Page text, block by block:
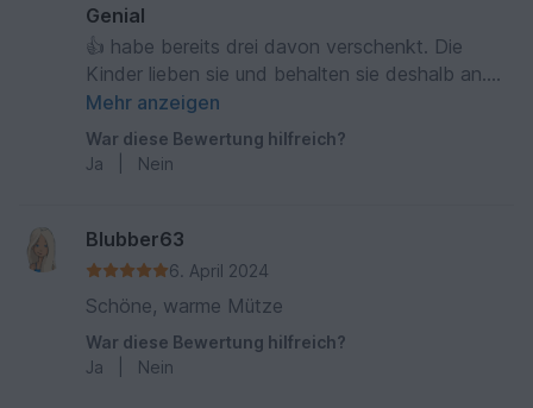
Genial
👍 habe bereits drei davon verschenkt. Die
Kinder lieben sie und behalten sie deshalb an.
Farbwahl ist Geschmackssache.
Mehr anzeigen
War diese Bewertung hilfreich?
Ja
Nein
Blubber63
6. April 2024
Schöne, warme Mütze
War diese Bewertung hilfreich?
Ja
Nein